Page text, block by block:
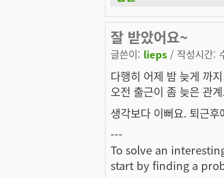
잘 받았어요~
글쓴이: lieps / 작성시간:
다행히 어제 밤 늦게 까
오전 출근이 좀 늦은 관
생각보다 이뻐요. 퇴근
---
To solve an
start by finding a